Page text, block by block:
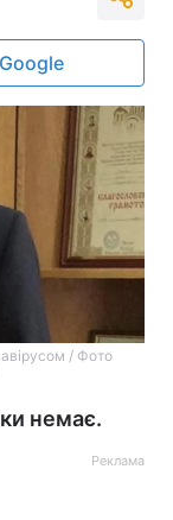
/ Фото
немає.
Реклама